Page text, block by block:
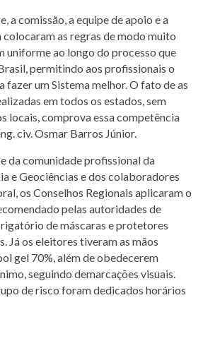
a comissão, a equipe de apoio e a
as regras de modo muito
uniforme ao longo do processo que
permitindo aos profissionais o
um Sistema melhor. O fato de as
em todos os estados, sem
locais, comprova essa competência
civ. Osmar Barros Júnior.
da comunidade profissional da
e Geociências e dos colaboradores
os Conselhos Regionais aplicaram o
pelas autoridades de
de máscaras e protetores
Já os eleitores tiveram as mãos
gel 70%, além de obedecerem
seguindo demarcações visuais.
de risco foram dedicados horários